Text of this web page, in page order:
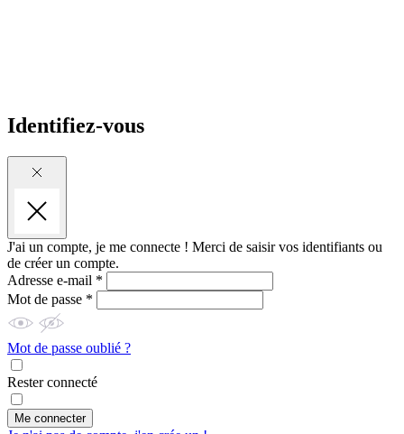
Identifiez-vous
J'ai un compte, je me connecte ! Merci de saisir vos identifiants ou
de créer un compte.
Adresse e-mail *
Mot de passe *
Mot de passe oublié ?
Rester connecté
Me connecter